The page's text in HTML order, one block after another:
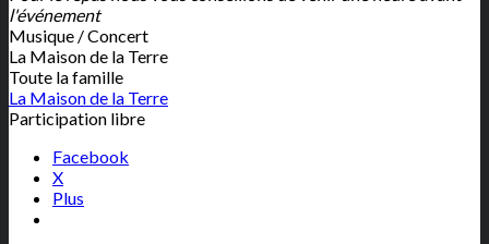
l'événement
Musique / Concert
La Maison de la Terre
Toute la famille
La Maison de la Terre
Participation libre
Facebook
X
Plus